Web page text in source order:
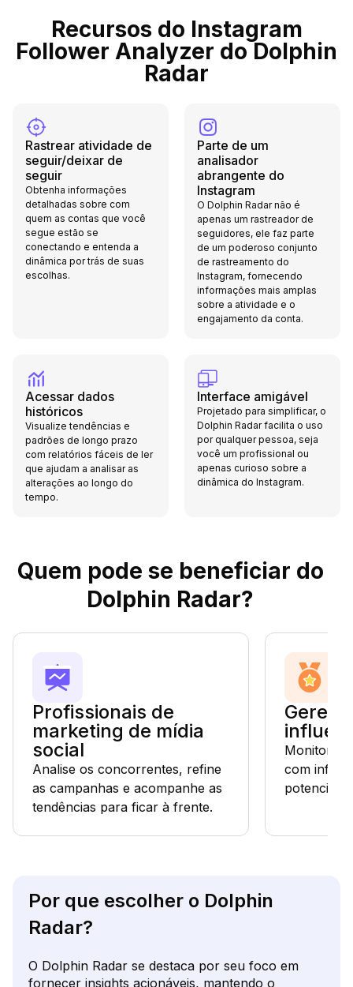
Recursos do Instagram
Follower Analyzer do Dolphin
Radar
Rastrear atividade de
seguir/deixar de
seguir
Obtenha informações
detalhadas sobre com
quem as contas que você
segue estão se
conectando e entenda a
dinâmica por trás de suas
escolhas.
Parte de um
analisador
abrangente do
Instagram
O Dolphin Radar não é
apenas um rastreador de
seguidores, ele faz parte
de um poderoso conjunto
de rastreamento do
Instagram, fornecendo
informações mais amplas
sobre a atividade e o
engajamento da conta.
Acessar dados
históricos
Visualize tendências e
padrões de longo prazo
com relatórios fáceis de ler
que ajudam a analisar as
alterações ao longo do
tempo.
Interface amigável
Projetado para simplificar, o
Dolphin Radar facilita o uso
por qualquer pessoa, seja
você um profissional ou
apenas curioso sobre a
dinâmica do Instagram.
Quem pode se beneficiar do
Dolphin Radar?
Profissionais de
marketing de mídia
social
Analise os concorrentes, refine
as campanhas e acompanhe as
tendências para ficar à frente.
Monitore
com
potencial
Por que escolher o Dolphin
Radar?
O Dolphin Radar se destaca por seu foco em
fornecer insights acionáveis, mantendo o